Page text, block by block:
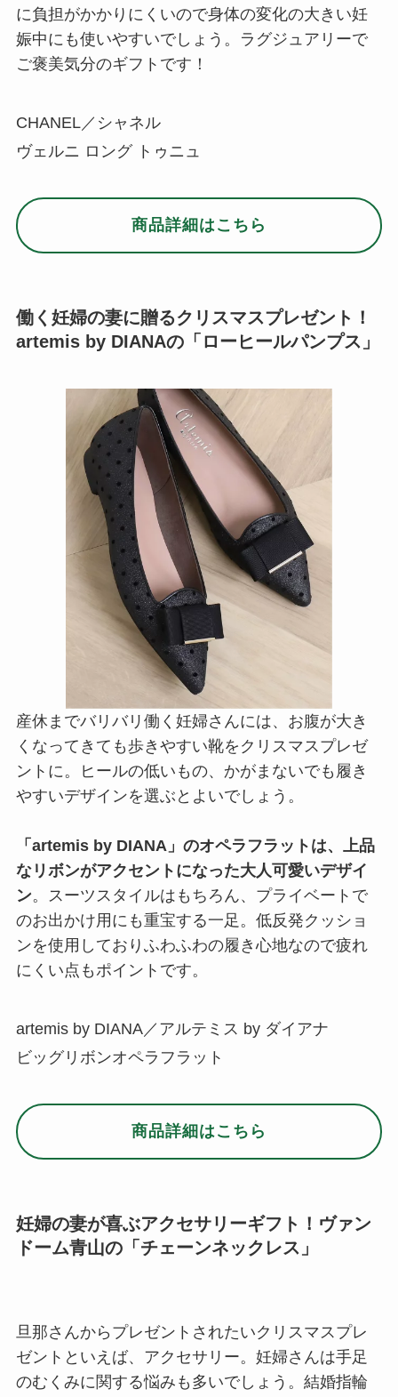
に負担がかかりにくいので身体の変化の大きい妊
娠中にも使いやすいでしょう。ラグジュアリーで
ご褒美気分のギフトです！
CHANEL／シャネル
ヴェルニ ロング トゥニュ
商品詳細はこちら
働く妊婦の妻に贈るクリスマスプレゼント！
artemis by DIANAの「ローヒールパンプス」
産休までバリバリ働く妊婦さんには、お腹が大き
くなってきても歩きやすい靴をクリスマスプレゼ
ントに。ヒールの低いもの、かがまないでも履き
やすいデザインを選ぶとよいでしょう。
「artemis by DIANA」のオペラフラットは、上品
なリボンがアクセントになった大人可愛いデザイ
ン。スーツスタイルはもちろん、プライベートで
のお出かけ用にも重宝する一足。低反発クッショ
ンを使用しておりふわふわの履き心地なので疲れ
にくい点もポイントです。
artemis by DIANA／アルテミス by ダイアナ
ビッグリボンオペラフラット
商品詳細はこちら
妊婦の妻が喜ぶアクセサリーギフト！ヴァン
ドーム青山の「チェーンネックレス」
旦那さんからプレゼントされたいクリスマスプレ
ゼントといえば、アクセサリー。妊婦さんは手足
のむくみに関する悩みも多いでしょう。結婚指輪